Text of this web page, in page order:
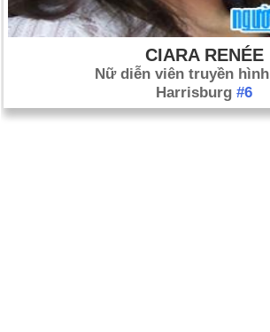
CIARA RENÉE
Nữ diễn viên truyền hình
Harrisburg #6